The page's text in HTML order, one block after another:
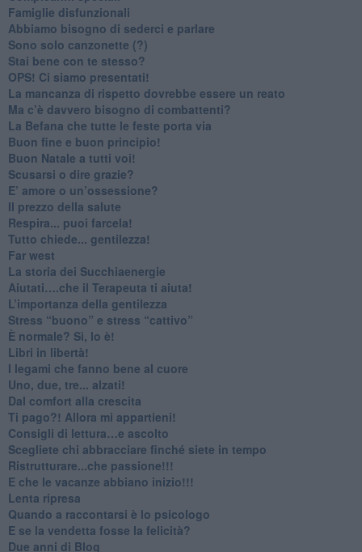
​Famiglie disfunzionali
​Abbiamo bisogno di sederci e parlare
Sono solo canzonette (?)
​Stai bene con te stesso?
​OPS! Ci siamo presentati!
​La mancanza di rispetto dovrebbe essere un reato
​Ma c’è davvero bisogno di combattenti?
​La Befana che tutte le feste porta via
Buon fine e buon principio!
​Buon Natale a tutti voi!
​Scusarsi o dire grazie?
​E’ amore o un’ossessione?
​Il prezzo della salute
​Respira... puoi farcela!
​Tutto chiede... gentilezza!
​Far west
​La storia dei Succhiaenergie
​Aiutati….che il Terapeuta ti aiuta!
​L’importanza della gentilezza
​Stress “buono” e stress “cattivo”
​È normale? Sì, lo è!
​Libri in libertà!
​I legami che fanno bene al cuore
Uno, due, tre... alzati!​
​Dal comfort alla crescita
​Ti pago?! Allora mi appartieni!​
​Consigli di lettura…e ascolto
​Scegliete chi abbracciare finché siete in tempo
​Ristrutturare...che passione!!!
​E che le vacanze abbiano inizio!!!
​Lenta ripresa
​Quando a raccontarsi è lo psicologo
​E se la vendetta fosse la felicità?
​Due anni di Blog